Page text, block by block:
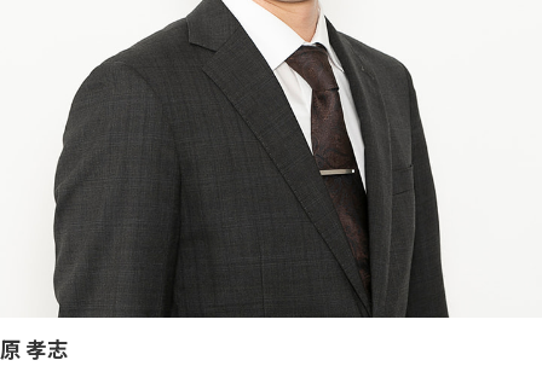
原 孝志